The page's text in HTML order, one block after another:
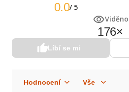
0.0/ 5
Viděno
176×
Líbí se mi